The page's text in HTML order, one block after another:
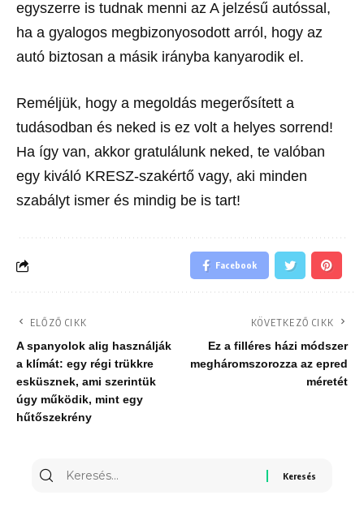
egyszerre is tudnak menni az A jelzésű autóssal,
ha a gyalogos megbizonyosodott arról, hogy az
autó biztosan a másik irányba kanyarodik el.
Reméljük, hogy a megoldás megerősített a
tudásodban és neked is ez volt a helyes sorrend!
Ha így van, akkor gratulálunk neked, te valóban
egy kiváló KRESZ-szakértő vagy, aki minden
szabályt ismer és mindig be is tart!
Facebook
ELŐZŐ CIKK
A spanyolok alig használják
a klímát: egy régi trükkre
esküsznek, ami szerintük
úgy működik, mint egy
hűtőszekrény
KÖVETKEZŐ CIKK
Ez a filléres házi módszer
megháromszorozza az epred
méretét
Keresés